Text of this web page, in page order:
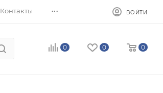
Контакты ... ВОЙТИ
0 0 0